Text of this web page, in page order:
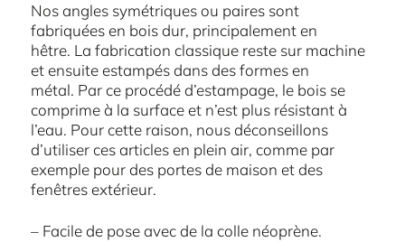
Nos angles symétriques ou paires sont
fabriquées en bois dur, principalement en
hêtre. La fabrication classique reste sur machine
et ensuite estampés dans des formes en
métal. Par ce procédé d’estampage, le bois se
comprime à la surface et n’est plus résistant à
l’eau. Pour cette raison, nous déconseillons
d’utiliser ces articles en plein air, comme par
exemple pour des portes de maison et des
fenêtres extérieur.
– Facile de pose avec de la colle néoprène.